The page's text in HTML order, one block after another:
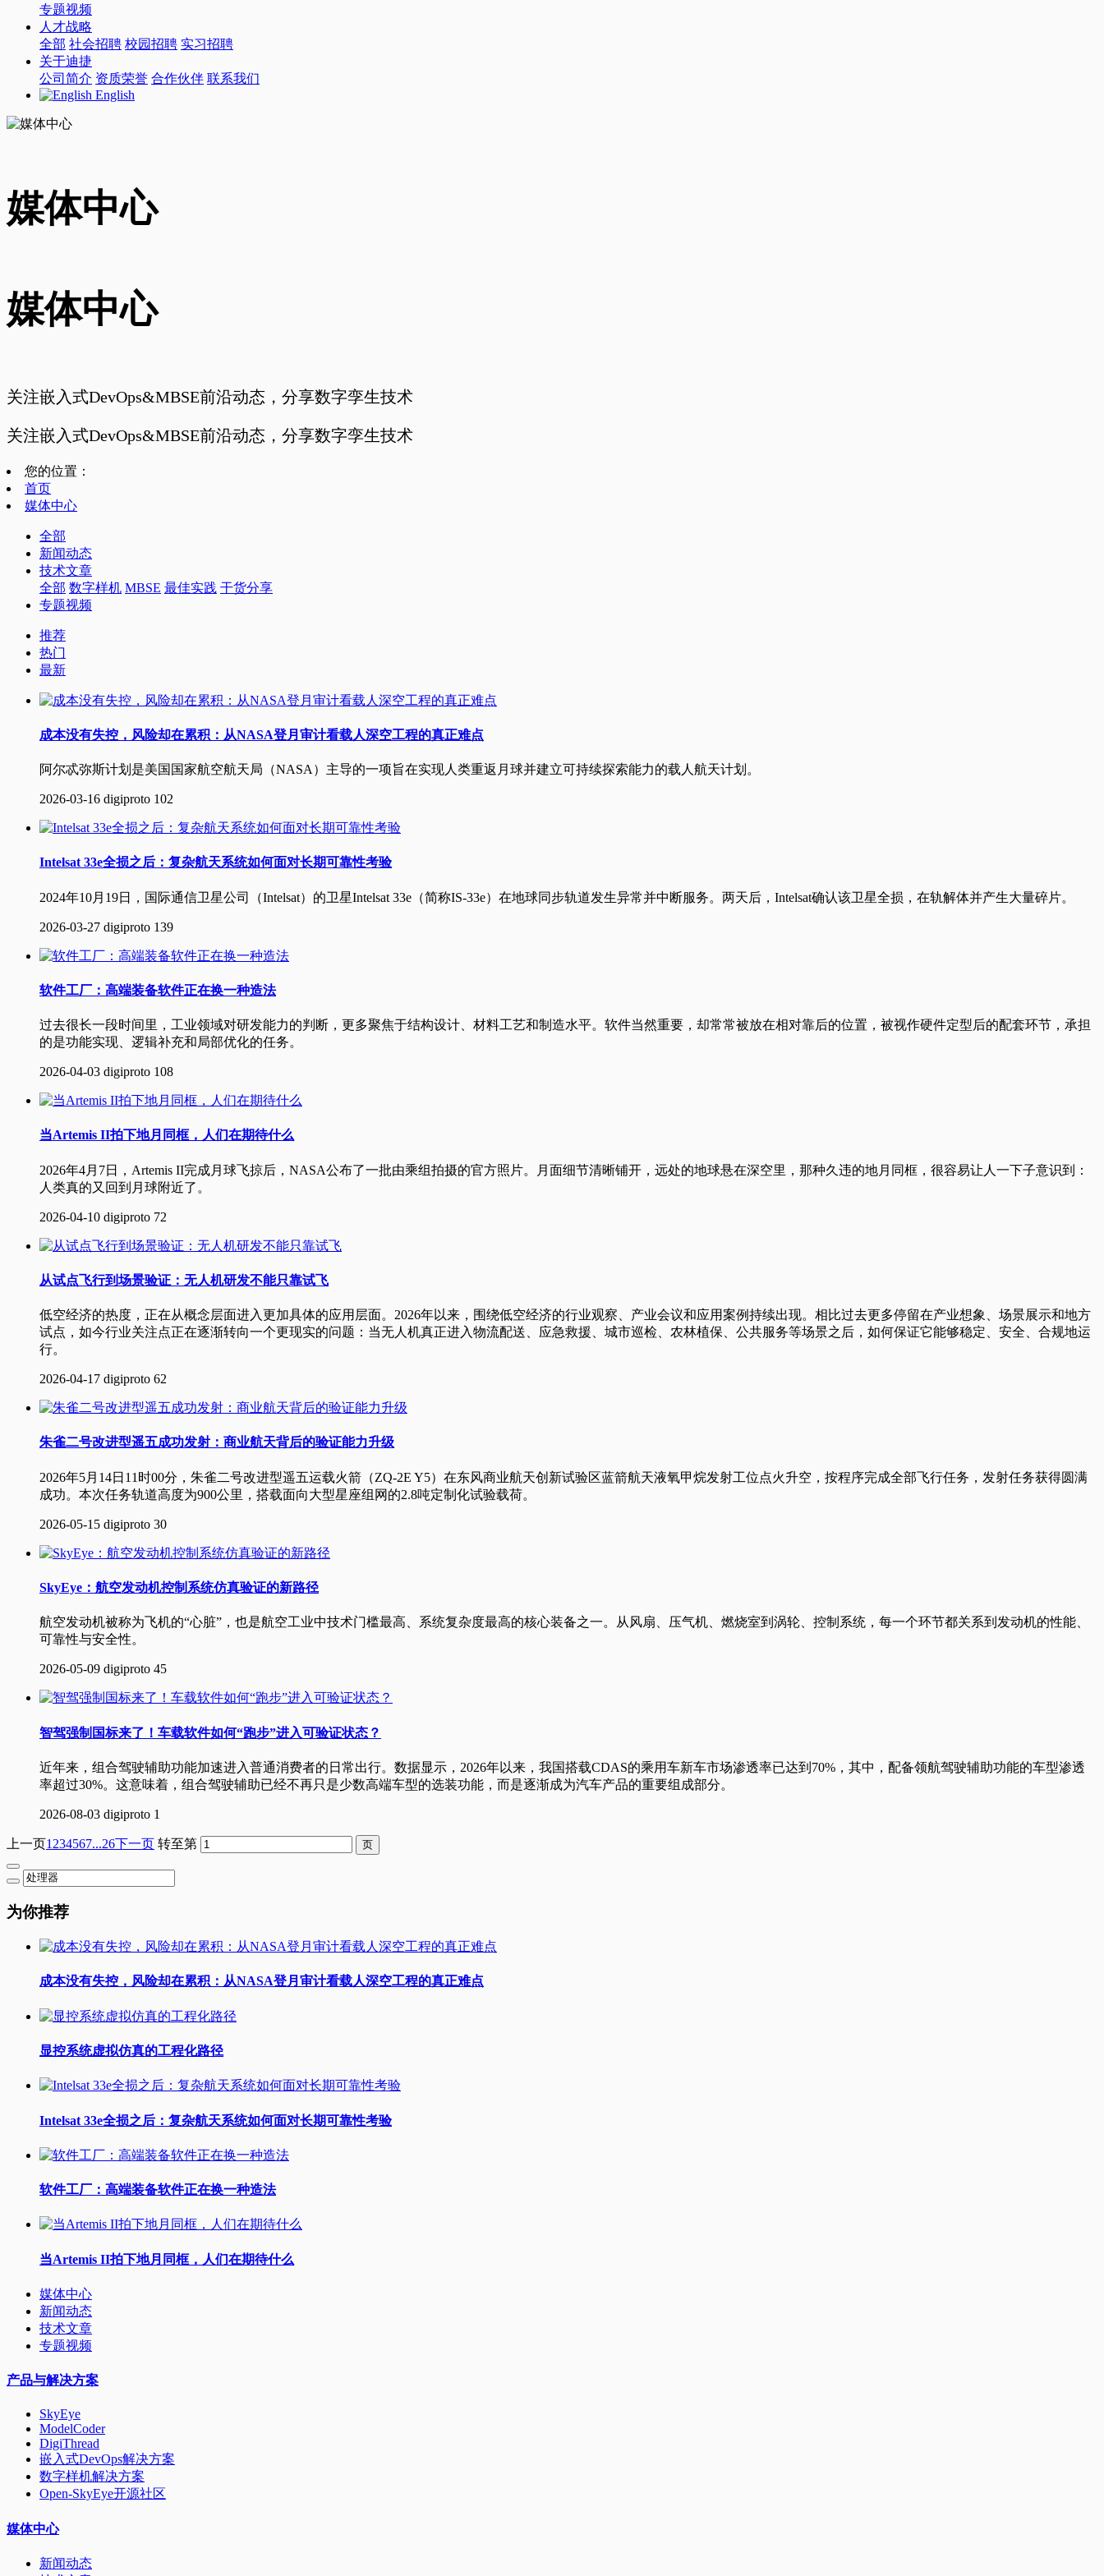
专题视频
人才战略
全部 社会招聘 校园招聘 实习招聘
关于迪捷
公司简介 资质荣誉 合作伙伴 联系我们
English
媒体中心
媒体中心
关注嵌入式DevOps&MBSE前沿动态，分享数字孪生技术
关注嵌入式DevOps&MBSE前沿动态，分享数字孪生技术
您的位置：
首页
媒体中心
全部
新闻动态
技术文章
全部 数字样机 MBSE 最佳实践 干货分享
专题视频
推荐
热门
最新
成本没有失控，风险却在累积：从NASA登月审计看载人深空工程的真正难点
阿尔忒弥斯计划是美国国家航空航天局（NASA）主导的一项旨在实现人类重返月球并建立可持续探索能力的载人航天计划‌。
2026-03-16 digiproto 102
Intelsat 33e全损之后：复杂航天系统如何面对长期可靠性考验
2024年10月19日，国际通信卫星公司（Intelsat）的卫星Intelsat 33e（简称IS-33e）在地球同步轨道发生异常并中断服务。两天后，Intelsat确认该卫星全损，在轨解体并产生大量碎片。
2026-03-27 digiproto 139
软件工厂：高端装备软件正在换一种造法
过去很长一段时间里，工业领域对研发能力的判断，更多聚焦于结构设计、材料工艺和制造水平。软件当然重要，却常常被放在相对靠后的位置，被视作硬件定型后的配套环节，承担
的是功能实现、逻辑补充和局部优化的任务。
2026-04-03 digiproto 108
当Artemis II拍下地月同框，人们在期待什么
2026年4月7日，Artemis II完成月球飞掠后，NASA公布了一批由乘组拍摄的官方照片。月面细节清晰铺开，远处的地球悬在深空里，那种久违的地月同框，很容易让人一下子意识到：
人类真的又回到月球附近了。
2026-04-10 digiproto 72
从试点飞行到场景验证：无人机研发不能只靠试飞
低空经济的热度，正在从概念层面进入更加具体的应用层面。2026年以来，围绕低空经济的行业观察、产业会议和应用案例持续出现。相比过去更多停留在产业想象、场景展示和地方
试点，如今行业关注点正在逐渐转向一个更现实的问题：当无人机真正进入物流配送、应急救援、城市巡检、农林植保、公共服务等场景之后，如何保证它能够稳定、安全、合规地运
行。
2026-04-17 digiproto 62
朱雀二号改进型遥五成功发射：商业航天背后的验证能力升级
2026年5月14日11时00分，朱雀二号改进型遥五运载火箭（ZQ-2E Y5）在东风商业航天创新试验区蓝箭航天液氧甲烷发射工位点火升空，按程序完成全部飞行任务，发射任务获得圆满
成功。本次任务轨道高度为900公里，搭载面向大型星座组网的2.8吨定制化试验载荷。
2026-05-15 digiproto 30
SkyEye：航空发动机控制系统仿真验证的新路径
航空发动机被称为飞机的“心脏”，也是航空工业中技术门槛最高、系统复杂度最高的核心装备之一。从风扇、压气机、燃烧室到涡轮、控制系统，每一个环节都关系到发动机的性能、
可靠性与安全性。
2026-05-09 digiproto 45
智驾强制国标来了！车载软件如何“跑步”进入可验证状态？
近年来，组合驾驶辅助功能加速进入普通消费者的日常出行。数据显示，2026年以来，我国搭载CDAS的乘用车新车市场渗透率已达到70%，其中，配备领航驾驶辅助功能的车型渗透
率超过30%。这意味着，组合驾驶辅助已经不再只是少数高端车型的选装功能，而是逐渐成为汽车产品的重要组成部分。
2026-08-03 digiproto 1
上一页1 234567...26下一页 转至第
为你推荐
成本没有失控，风险却在累积：从NASA登月审计看载人深空工程的真正难点
显控系统虚拟仿真的工程化路径
Intelsat 33e全损之后：复杂航天系统如何面对长期可靠性考验
软件工厂：高端装备软件正在换一种造法
当Artemis II拍下地月同框，人们在期待什么
媒体中心
新闻动态
技术文章
专题视频
产品与解决方案
SkyEye
ModelCoder
DigiThread
嵌入式DevOps解决方案
数字样机解决方案
Open-SkyEye开源社区
媒体中心
新闻动态